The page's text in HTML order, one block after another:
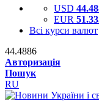
USD
EUR
Всі курси валют
44.4886
Авторизація
Пошук
RU